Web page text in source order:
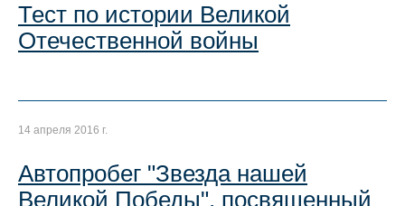
Тест по истории Великой
Отечественной войны
14 апреля 2016 г.
Автопробег "Звезда нашей
Великой Победы", посвященный